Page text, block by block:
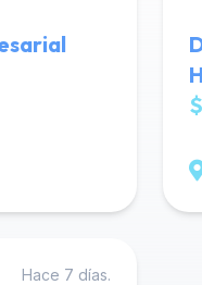
Hace 7 días.